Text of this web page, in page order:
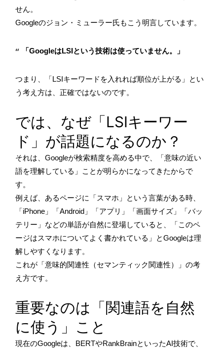
せん。
Googleのジョン・ミューラー氏もこう明言しています。
「GoogleはLSIという技術は使っていません。」
つまり、「LSIキーワードを入れれば順位が上がる」とい
う考え方は、正確ではないのです。
では、なぜ「LSIキーワー
ド」が話題になるのか？
それは、Googleが検索精度を高める中で、「意味の近い
語を理解している」ことが明らかになってきたからで
す。
例えば、あるページに「スマホ」という言葉がある時、
「iPhone」「Android」「アプリ」「画面サイズ」「バッ
テリー」などの単語が自然に登場していると、「このペ
ージはスマホについてよく書かれている」とGoogleは理
解しやすくなります。
これが「意味的関連性（セマンティック関連性）」の考
え方です。
重要なのは「関連語を自然
に使う」こと
現在のGoogleは、BERTやRankBrainといったAI技術で、